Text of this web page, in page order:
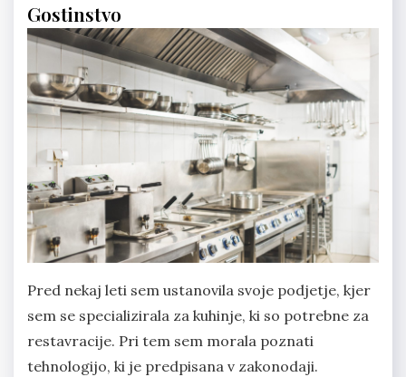
Gostinstvo
Pred nekaj leti sem ustanovila svoje podjetje, kjer
sem se specializirala za kuhinje, ki so potrebne za
restavracije. Pri tem sem morala poznati
tehnologijo, ki je predpisana v zakonodaji.